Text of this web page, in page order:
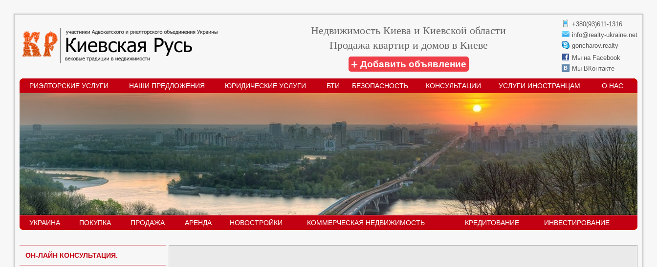
Недвижимость Киева и Киевской области
Продажа квартир и домов в Киеве
+ Добавить объявление
+380(93)611-1316
info@realty-ukraine.net
goncharov.realty
Мы на Facebook
Мы ВКонтакте
РИЭЛТОРСКИЕ УСЛУГИ НАШИ ПРЕДЛОЖЕНИЯ ЮРИДИЧЕСКИЕ УСЛУГИ БТИ БЕЗОПАСНОСТЬ КОНСУЛЬТАЦИИ УСЛУГИ ИНОСТРАНЦАМ О НАС
УКРАИНА ПОКУПКА ПРОДАЖА АРЕНДА НОВОСТРОЙКИ КОММЕРЧЕСКАЯ НЕДВИЖИМОСТЬ КРЕДИТОВАНИЕ ИНВЕСТИРОВАНИЕ
ОН-ЛАЙН КОНСУЛЬТАЦИЯ.